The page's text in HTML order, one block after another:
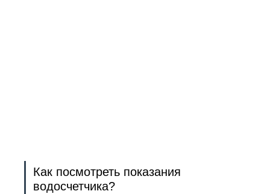
Как посмотреть показания
водосчетчика?